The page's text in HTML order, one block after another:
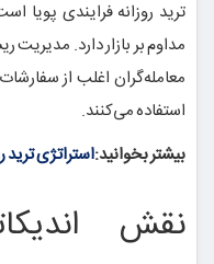
ترید روزانه فرایندی پویا
مداوم بر بازار دارد.
معامله‌گران اغلب از
استفاده می‌کنند.
بیشتر بخوانید:استراتژی ترید
نقش